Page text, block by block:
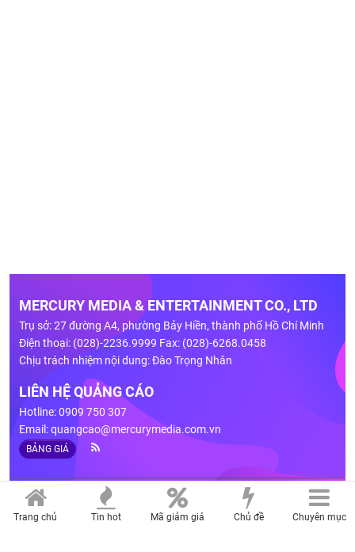
MERCURY MEDIA & ENTERTAINMENT CO., LTD
Trụ sở: 27 đường A4, phường Bảy Hiền, thành phố Hồ Chí Minh
Điện thoại: (028)-2236.9999 Fax: (028)-6268.0458
Chịu trách nhiệm nội dung: Đào Trọng Nhân
LIÊN HỆ QUẢNG CÁO
Hotline: 0909 750 307
Email:quangcao@mercurymedia.com.vn
BẢNG GIÁ
Giấy phép số 02/GP-TTĐT do Sở Thông Tin và Truyền Thông Tp.HCM
cấp ngày 06/01/2025
Trang chủ Tin hot Mã giảm giá Chủ đề Chuyên mục